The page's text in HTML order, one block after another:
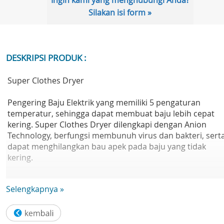
Silakan isi form »
DESKRIPSI PRODUK :
Super Clothes Dryer
Pengering Baju Elektrik yang memiliki 5 pengaturan
temperatur, sehingga dapat membuat baju lebih cepat
kering. Super Clothes Dryer dilengkapi dengan Anion
Technology, berfungsi membunuh virus dan bakteri,
dapat menghilangkan bau apek pada baju yang tidak
kering.
yang tidak kering.
dan bakteri.
Selengkapnya »